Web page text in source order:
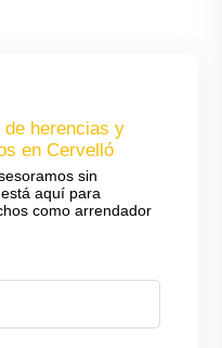
de herencias y
en Cervelló
sin
aquí para
como arrendador